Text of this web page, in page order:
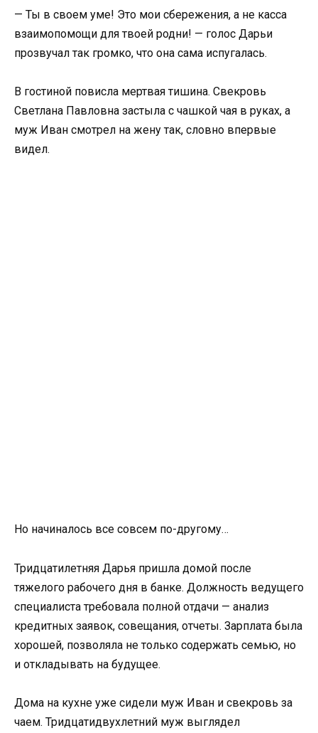
— Ты в своем уме! Это мои сбережения, а не касса
взаимопомощи для твоей родни! — голос Дарьи
прозвучал так громко, что она сама испугалась.
В гостиной повисла мертвая тишина. Свекровь
Светлана Павловна застыла с чашкой чая в руках, а
муж Иван смотрел на жену так, словно впервые
видел.
Но начиналось все совсем по-другому…
Тридцатилетняя Дарья пришла домой после
тяжелого рабочего дня в банке. Должность ведущего
специалиста требовала полной отдачи — анализ
кредитных заявок, совещания, отчеты. Зарплата была
хорошей, позволяла не только содержать семью, но
и откладывать на будущее.
Дома на кухне уже сидели муж Иван и свекровь за
чаем. Тридцатидвухлетний муж выглядел